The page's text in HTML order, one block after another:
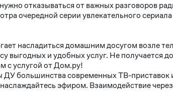
отказываться от важных разговоров
очередной серии увлекательного
насладиться домашним досугом возле
выгодных и удобных услуг. Не получается
с услугой от Дом.ру!
ДУ большинства современных ТВ-приставок
эфиром. Взаимодействие